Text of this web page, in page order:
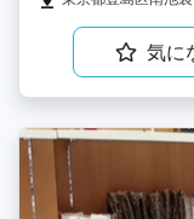
気に